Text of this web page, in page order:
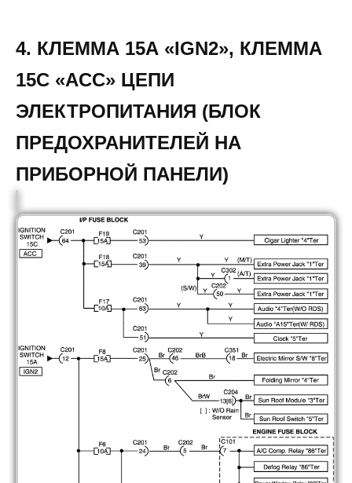
4. КЛЕММА 15А «IGN2», КЛЕММА
15С «ACC» ЦЕПИ
ЭЛЕКТРОПИТАНИЯ (БЛОК
ПРЕДОХРАНИТЕЛЕЙ НА
ПРИБОРНОЙ ПАНЕЛИ)